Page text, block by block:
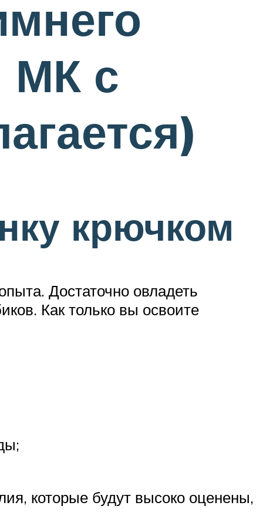
МК с
крючком
Достаточно овладеть
Как только вы освоите
которые будут высоко оценены,